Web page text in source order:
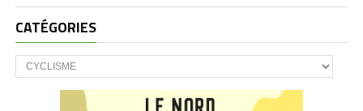
CATÉGORIES
CATÉGORIES